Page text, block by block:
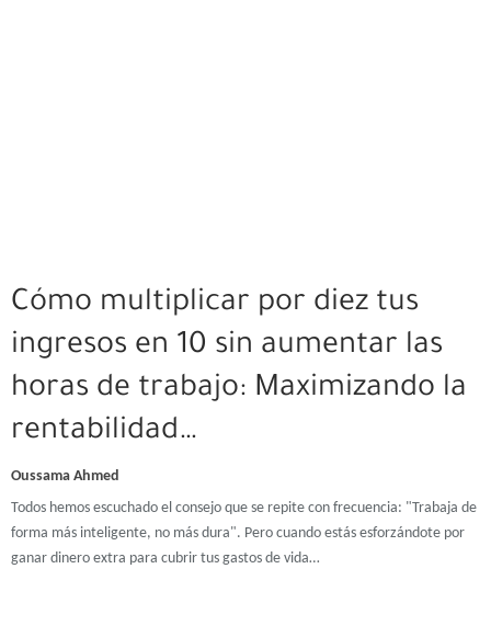
Cómo multiplicar por diez tus
ingresos en 10 sin aumentar las
horas de trabajo: Maximizando la
rentabilidad…
Oussama Ahmed
Todos hemos escuchado el consejo que se repite con frecuencia: "Trabaja de
forma más inteligente, no más dura". Pero cuando estás esforzándote por
ganar dinero extra para cubrir tus gastos de vida…